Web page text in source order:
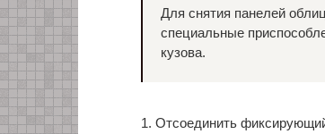
Для снятия панелей
специальные
кузова.
1. Отсоединить